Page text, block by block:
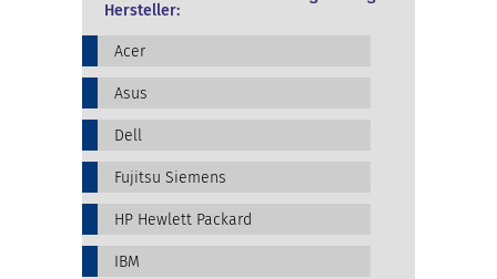
Hersteller:
Acer
Asus
Dell
Fujitsu Siemens
HP Hewlett Packard
IBM